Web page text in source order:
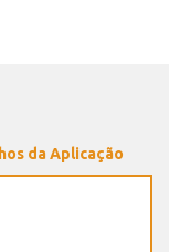
da Aplicação